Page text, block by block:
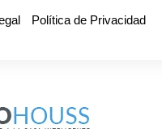
Política de Privacidad